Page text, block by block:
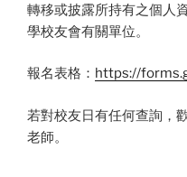
轉移或披露所持有之個人
學校友會有關單位。
報名表格： https://
若對校友日有任何查詢，
老師。